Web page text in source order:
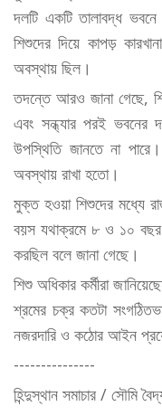
দলটি একটি তালাবদ্ধ
শিশুদের দিয়ে কাপড়
অবস্থায় ছিল।
তদন্তে আরও জানা গেছে,
এবং সন্ধ্যার পরই ভবনের
উপস্থিতি জানতে না
অবস্থায় রাখা হতো।
মুক্ত হওয়া শিশুদের মধ্যে
বয়স যথাক্রমে ৮ ও ১০
করছিল বলে জানা গেছে।
শিশু অধিকার কর্মীরা
শ্রমের চক্র কতটা
নজরদারি ও কঠোর আইন
---------------
হিন্দুস্থান সমাচার / সৌমি